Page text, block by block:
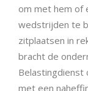
om met hem of
wedstrijden te
zitplaatsen in
bracht de
Belastingdienst
met een